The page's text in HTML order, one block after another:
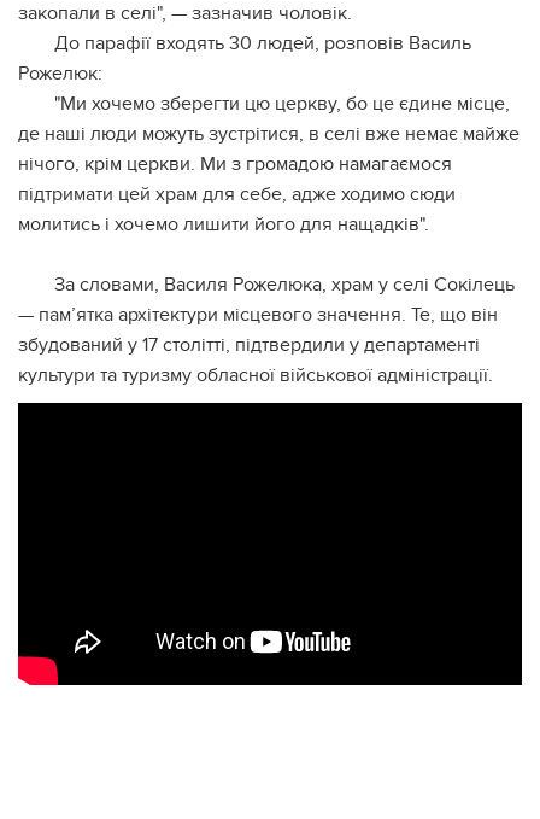
закопали в селі", — зазначив чоловік.
До парафії входять 30 людей, розповів Василь
Рожелюк:
"Ми хочемо зберегти цю церкву, бо це єдине місце,
де наші люди можуть зустрітися, в селі вже немає майже
нічого, крім церкви. Ми з громадою намагаємося
підтримати цей храм для себе, адже ходимо сюди
молитись і хочемо лишити його для нащадків".
За словами, Василя Рожелюка, храм у селі Сокілець
— пам’ятка архітектури місцевого значення. Те, що він
збудований у 17 столітті, підтвердили у департаменті
культури та туризму обласної військової адміністрації.